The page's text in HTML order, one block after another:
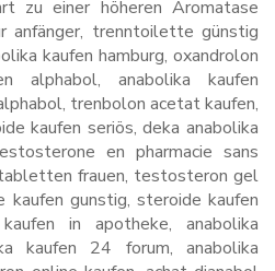
zu einer höheren Aromatase
anfänger, trenntoilette günstig
kaufen hamburg, oxandrolon
alphabol, anabolika kaufen
trenbolon acetat kaufen,
kaufen seriös, deka anabolika
en pharmacie sans
frauen, testosteron gel
kaufen gunstig, steroide kaufen
in apotheke, anabolika
kaufen 24 forum, anabolika